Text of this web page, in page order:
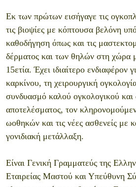
Εκ των πρώτων εισήγαγε τις
τις βιοψίες με κόπτουσα βελόνη
καθοδήγηση όπως και τις
δέρματος και των θηλών στη χώρα
15ετία. Έχει ιδιαίτερο ενδιαφέρον
καρκίνου, τη χειρουργική
συνδυασμό καλού ογκολογικού και
αποτελέσματος, τον
ωοθηκών και τις νέες ασθενείς με
γονιδιακή μετάλλαξη.
Είναι Γενική Γραμματεύς της
Εταιρείας Μαστού και Υπεύθυνη